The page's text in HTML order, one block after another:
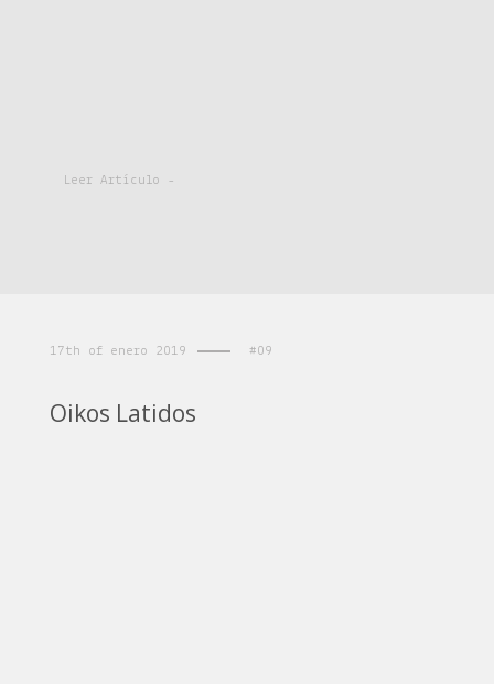
Leer Artículo -
17th of enero 2019 #09
Oikos Latidos